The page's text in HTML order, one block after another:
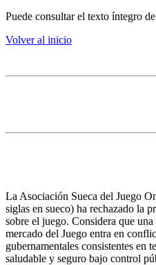
Puede consultar el texto íntegro
Volver al inicio
La Asociación Sueca del Juego
siglas en sueco) ha rechazado la
sobre el juego. Considera que
mercado del Juego entra en
gubernamentales consistentes en
saludable y seguro bajo control